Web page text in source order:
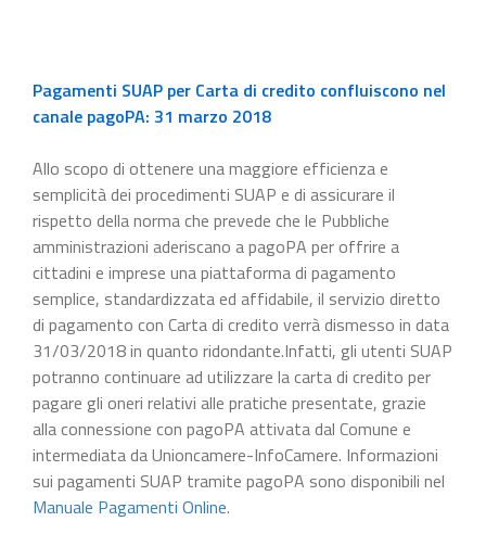
Pagamenti SUAP per Carta di credito confluiscono nel
canale pagoPA: 31 marzo 2018
Allo scopo di ottenere una maggiore efficienza e
semplicità dei procedimenti SUAP e di assicurare il
rispetto della norma che prevede che le Pubbliche
amministrazioni aderiscano a pagoPA per offrire a
cittadini e imprese una piattaforma di pagamento
semplice, standardizzata ed affidabile, il servizio diretto
di pagamento con Carta di credito verrà dismesso in data
31/03/2018 in quanto ridondante.Infatti, gli utenti SUAP
potranno continuare ad utilizzare la carta di credito per
pagare gli oneri relativi alle pratiche presentate, grazie
alla connessione con pagoPA attivata dal Comune e
intermediata da Unioncamere-InfoCamere. Informazioni
sui pagamenti SUAP tramite pagoPA sono disponibili nel
Manuale Pagamenti Online.